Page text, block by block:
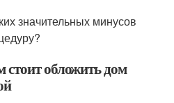
значительных минусов
обложить дом